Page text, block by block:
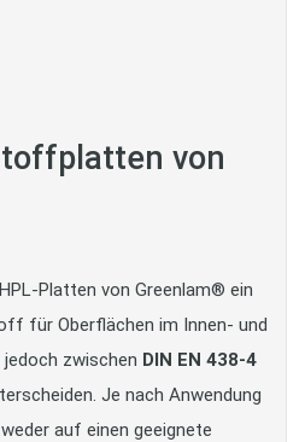
von
Platten von Greenlam® ein
für Oberflächen im Innen- und
zwischen DIN EN 438-4
Je nach Anwendung
auf einen geeignete